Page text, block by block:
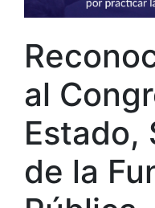
al
Estado,
de la